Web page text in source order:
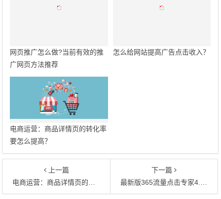
网页推广怎么做?当前有效的推
广网页方法推荐
怎么给网站提高广告点击收入？
电商运营：商品详情页的转化率
要怎么提高？
上一篇
电商运营：商品详情页的转化率要怎么提高？
下一篇
最新版365流量点击专家4.900/飞速流量专家软件已发布新版本